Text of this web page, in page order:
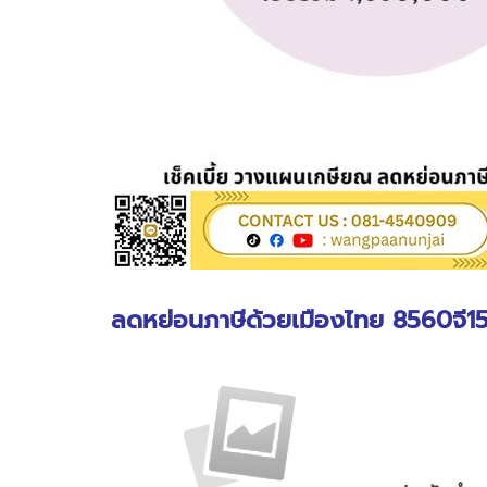
ลดหย่อนภาษีด้วยเมืองไทย 8560จี